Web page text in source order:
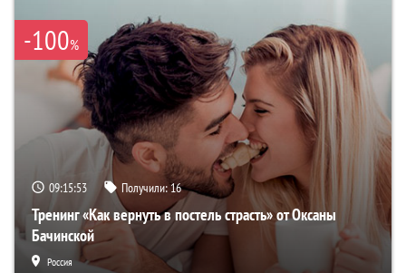
-100%
09:15:52 Получили:16
Тренинг «Как вернуть в постель страсть» от Оксаны
Бачинской
Россия